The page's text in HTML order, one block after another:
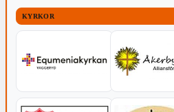
KYRKOR